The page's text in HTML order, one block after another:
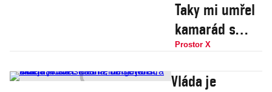
Taky mi umřel
kamarád s
covidem, ale
lidi nemají co
žrát, opatření
Prostor X
Vláda je